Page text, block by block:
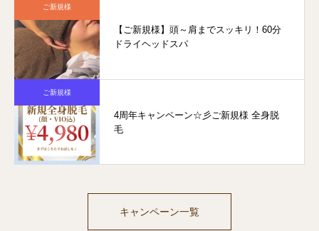
ご新規様
【ご新規様】頭～肩までスッキリ！60分
ドライヘッドスパ
ご新規様
4周年キャンペーン☆彡ご新規様 全身脱
毛
キャンペーン一覧